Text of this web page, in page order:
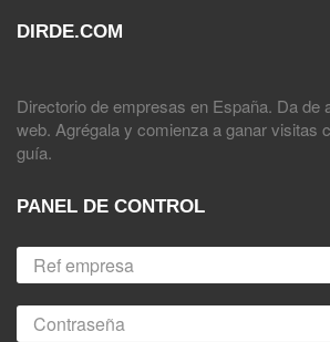
DIRDE.COM
Directorio de empresas en España. Da de
web. Agrégala y comienza a ganar visitas
guía.
PANEL DE CONTROL